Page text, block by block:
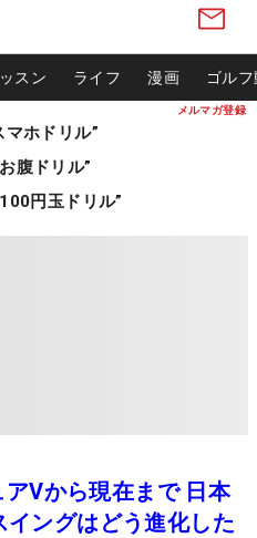
メルマガ登録
スン ライフ 漫画 ゴル
ホドリル”
腹ドリル”
円玉ドリル”
Vから現在まで 日本
ングはどう進化した